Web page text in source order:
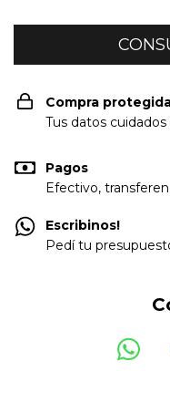
Compra
Tus datos
Pagos
Efectivo,
Escribinos!
Pedí tu